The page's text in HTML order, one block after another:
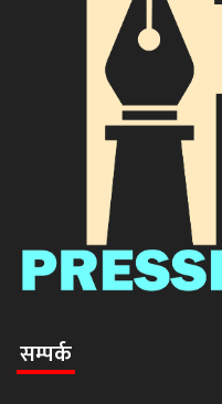
सम्पर्क